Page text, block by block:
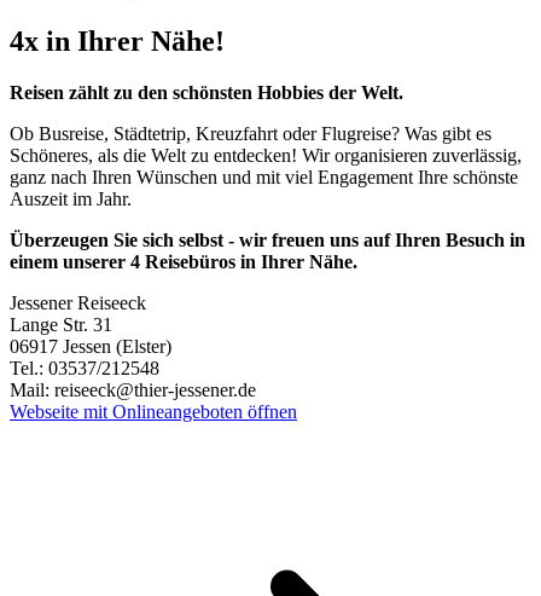
4x in Ihrer Nähe!
Reisen zählt zu den schönsten Hobbies der Welt.
Ob Busreise, Städtetrip, Kreuzfahrt oder Flugreise? Was gibt es
Schöneres, als die Welt zu entdecken! Wir organisieren zuverlässig,
ganz nach Ihren Wünschen und mit viel Engagement Ihre schönste
Auszeit im Jahr.
Überzeugen Sie sich selbst - wir freuen uns auf Ihren Besuch in
einem unserer 4 Reisebüros in Ihrer Nähe.
Jessener Reiseeck
Lange Str. 31
06917 Jessen (Elster)
Tel.: 03537/212548
Mail: reiseeck@thier-jessener.de
Webseite mit Onlineangeboten öffnen